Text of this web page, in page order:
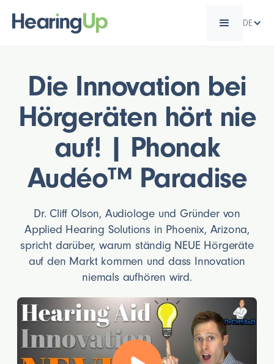
DE
Die Innovation bei
Hörgeräten hört nie
auf! | Phonak
Audéo™ Paradise
Dr. Cliff Olson, Audiologe und Gründer von
Applied Hearing Solutions in Phoenix, Arizona,
spricht darüber, warum ständig NEUE Hörgeräte
auf den Markt kommen und dass Innovation
niemals aufhören wird.